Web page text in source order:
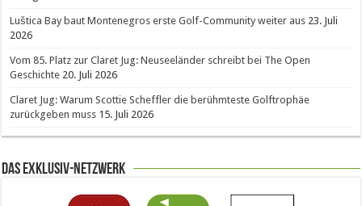
Luštica Bay baut Montenegros erste Golf-Community weiter aus 23. Juli
2026
Vom 85. Platz zur Claret Jug: Neuseeländer schreibt bei The Open
Geschichte 20. Juli 2026
Claret Jug: Warum Scottie Scheffler die berühmteste Golftrophäe
zurückgeben muss 15. Juli 2026
Das Exklusiv-Netzwerk